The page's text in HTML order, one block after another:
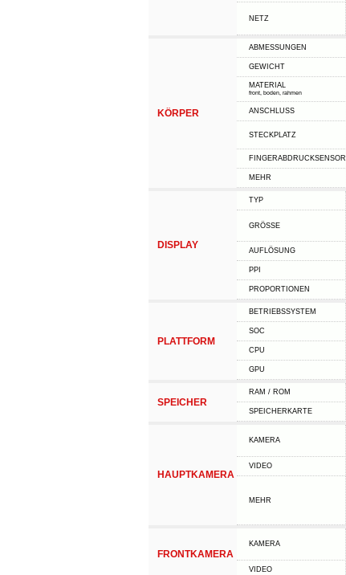
NETZ
KÖRPER
ABMESSUNGEN
GEWICHT
MATERIAL
front, boden, rahmen
ANSCHLUSS
STECKPLATZ
FINGERABDRUCKSENSOR
MEHR
DISPLAY
TYP
GRÖSSE
AUFLÖSUNG
PPI
PROPORTIONEN
PLATTFORM
BETRIEBSSYSTEM
SOC
CPU
GPU
SPEICHER
RAM / ROM
SPEICHERKARTE
HAUPTKAMERA
KAMERA
VIDEO
MEHR
FRONTKAMERA
KAMERA
VIDEO